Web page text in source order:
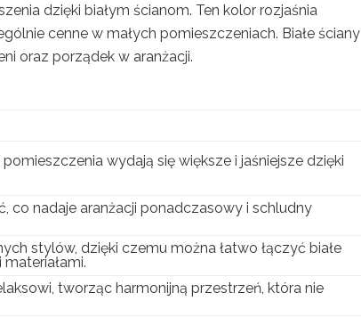
dzięki białym ścianom. Ten kolor rozjaśnia
cenne w małych pomieszczeniach. Białe ściany
oraz porządek w aranżacji.
pomieszczenia wydają się większe i jaśniejsze dzięki
co nadaje aranżacji ponadczasowy i schludny
stylów, dzięki czemu można łatwo łączyć białe
tworząc harmonijną przestrzeń, która nie